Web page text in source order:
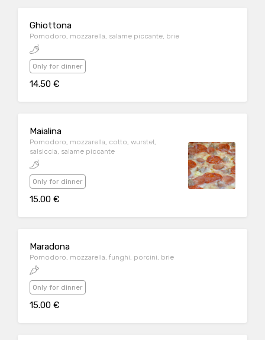
Ghiottona
Pomodoro, mozzarella, salame piccante, brie
Only for dinner
14.50 €
Maialina
Pomodoro, mozzarella, cotto, wurstel,
salsiccia, salame piccante
Only for dinner
15.00 €
Maradona
Pomodoro, mozzarella, funghi, porcini, brie
Only for dinner
15.00 €